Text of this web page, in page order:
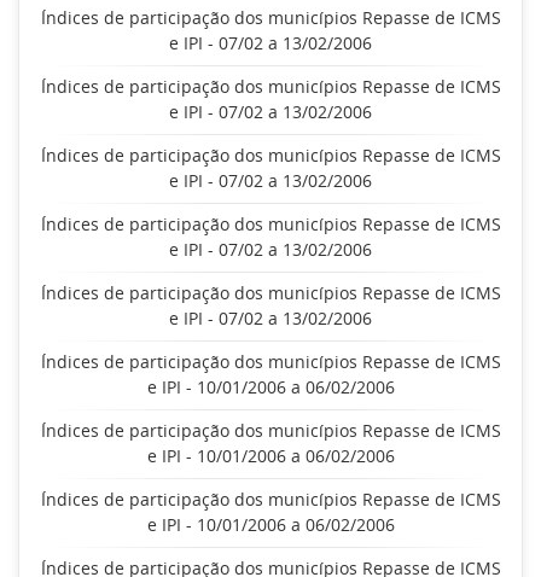
Índices de participação dos municípios Repasse de ICMS
e IPI - 07/02 a 13/02/2006
Índices de participação dos municípios Repasse de ICMS
e IPI - 07/02 a 13/02/2006
Índices de participação dos municípios Repasse de ICMS
e IPI - 07/02 a 13/02/2006
Índices de participação dos municípios Repasse de ICMS
e IPI - 07/02 a 13/02/2006
Índices de participação dos municípios Repasse de ICMS
e IPI - 07/02 a 13/02/2006
Índices de participação dos municípios Repasse de ICMS
e IPI - 10/01/2006 a 06/02/2006
Índices de participação dos municípios Repasse de ICMS
e IPI - 10/01/2006 a 06/02/2006
Índices de participação dos municípios Repasse de ICMS
e IPI - 10/01/2006 a 06/02/2006
Índices de participação dos municípios Repasse de ICMS